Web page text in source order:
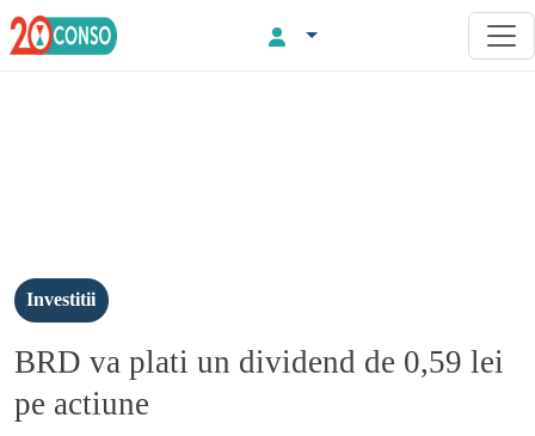
Investitii
BRD va plati un dividend de 0,59 lei
pe actiune